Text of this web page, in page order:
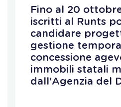
Fino al 20
iscritti al Runts
candidare
gestione
concessione
immobili statali
dall'Agenzia del